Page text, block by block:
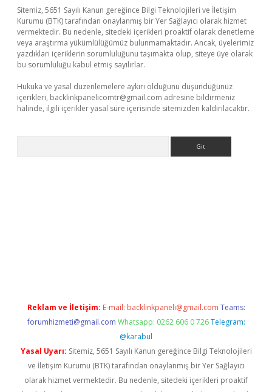
Sitemiz, 5651 Sayılı Kanun gereğince Bilgi Teknolojileri ve İletişim
Kurumu (BTK) tarafından onaylanmış bir Yer Sağlayıcı olarak hizmet
vermektedir. Bu nedenle, sitedeki içerikleri proaktif olarak denetleme
veya araştırma yükümlülüğümüz bulunmamaktadır. Ancak, üyelerimiz
yazdıkları içeriklerin sorumluluğunu taşımakta olup, siteye üye olarak
bu sorumluluğu kabul etmiş sayılırlar.
Hukuka ve yasal düzenlemelere aykırı olduğunu düşündüğünüz
içerikleri, backlinkpanelicomtr@gmail.com adresine bildirmeniz
halinde, ilgili içerikler yasal süre içerisinde sitemizden kaldırılacaktır.
Reklam ve İletişim: E-mail: backlinkpaneli@gmail.com Teams:
forumhizmeti@gmail.com Whatsapp: 0262 606 0 726 Telegram:
@karabul
Yasal Uyarı: Sitemiz, 5651 Sayılı Kanun gereğince Bilgi Teknolojileri
ve İletişim Kurumu (BTK) tarafından onaylanmış bir Yer Sağlayıcı
olarak hizmet vermektedir. Bu nedenle, sitedeki içerikleri proaktif